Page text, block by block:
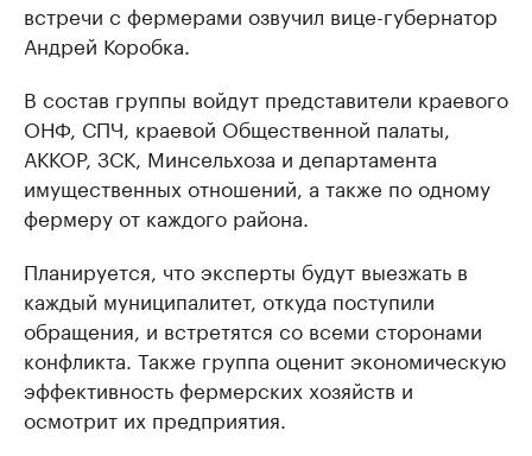
встречи с фермерами озвучил вице-губернатор
Андрей Коробка.
В состав группы войдут представители краевого
ОНФ, СПЧ, краевой Общественной палаты,
АККОР, ЗСК, Минсельхоза и департамента
имущественных отношений, а также по одному
фермеру от каждого района.
Планируется, что эксперты будут выезжать в
каждый муниципалитет, откуда поступили
обращения, и встретятся со всеми сторонами
конфликта. Также группа оценит экономическую
эффективность фермерcких хозяйств и
осмотрит их предприятия.